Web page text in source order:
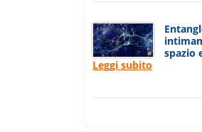
spazio
Leggi subito